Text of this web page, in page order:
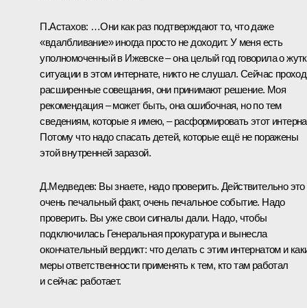
П.Астахов: …Они как раз подтверждают то, что даже
«вдалбливание» иногда просто не доходит. У меня есть
уполномоченный в Ижевске – она целый год говорила о
ситуации в этом интернате, никто не слушал. Сейчас
расширенные совещания, они принимают решение. Моя
рекомендация – может быть, она ошибочная, но по тем
сведениям, которые я имею, – расформировать этот
Потому что надо спасать детей, которые ещё не поражены
этой внутренней заразой.
Д.Медведев: Вы знаете, надо проверить. Действительно это
очень печальный факт, очень печальное событие. Надо
проверить. Вы уже свои сигналы дали. Надо, чтобы
подключилась Генеральная прокуратура и вынесла
окончательный вердикт: что делать с этим интернатом и
меры ответственности применять к тем, кто там работал
и сейчас работает.